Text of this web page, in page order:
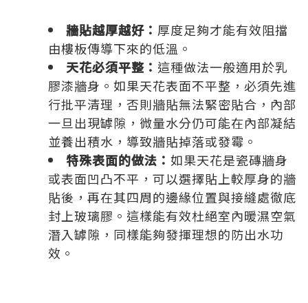
牆貼越厚越好： 厚度足夠才能有效阻擋
由樓板傳導下來的低溫。
天花必須平整： 這種做法一般適用於乳
膠漆牆身。如果天花表面不平整，必須先進
行批平清理，否則牆貼無法緊密貼合，內部
一旦出現罅隙，微量水分仍可能在內部凝結
並養出積水，導致牆貼掉落或發霉。
特殊表面的做法： 如果天花是瓷磚牆身
或表面凹凸不平，可以選擇貼上較厚身的牆
貼後，再在其四周的邊緣位置與接縫處徹底
封上玻璃膠。這樣能有效杜絕室內暖濕空氣
潛入罅隙，同樣能夠發揮理想的防出水功
效。